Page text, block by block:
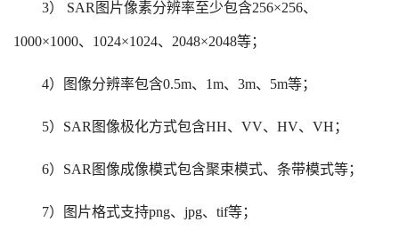
3） SAR图片像素分辨率至少包含256×256、
1000×1000、1024×1024、2048×2048等；
4）图像分辨率包含0.5m、1m、3m、5m等；
5） SAR图像极化方式包含HH、VV、HV、VH；
6） SAR图像成像模式包含聚束模式、条带模式等；
7）图片格式支持png、jpg、tif等；